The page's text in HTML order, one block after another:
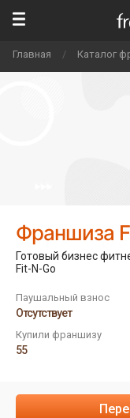
Главная / Каталог
Франшиза
Готовый бизнес
Fit-N-Go
Паушальный взнос
Отсутствует
Купили франшизу
55